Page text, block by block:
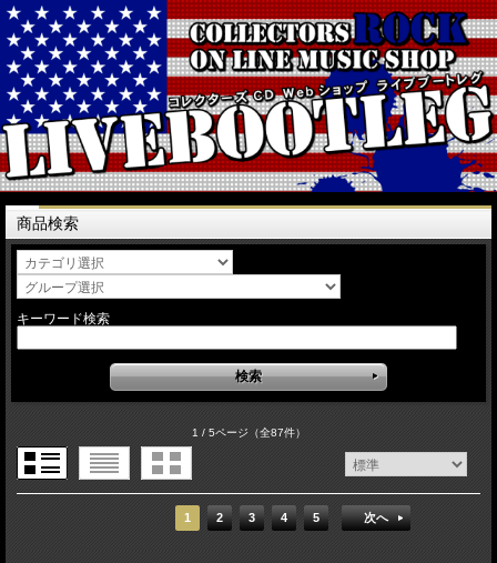
商品検索
キーワード検索
1 / 5ページ（全87件）
1 2 3 4 5 次へ